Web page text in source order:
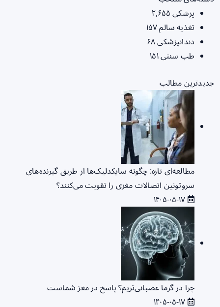
پزشکی ۲,۶۵۵
تغذیه سالم۱۵۷
دندانپزشکی۶۸
طب سنتی۱۵۱
جدیدترین مطالب
مطالعه‌ای تازه: چگونه سایکدلیک‌ها از طریق گیرنده‌های
سروتونین اتصالات مغزی را تقویت می‌کنند؟
چرا در گرما عصبانی‌تریم؟ پاسخ در مغز شماست